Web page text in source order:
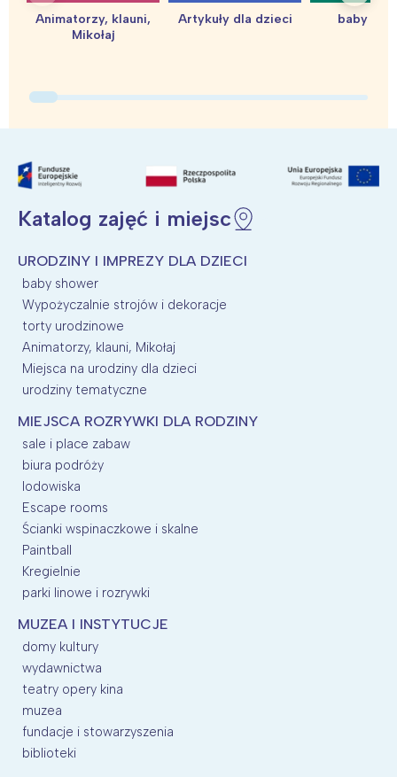
Animatorzy, klauni,
Mikołaj
Artykuły dla dzieci baby
Katalog zajęć i miejsc
URODZINY I IMPREZY DLA DZIECI
baby shower
Wypożyczalnie strojów i dekoracje
torty urodzinowe
Animatorzy, klauni, Mikołaj
Miejsca na urodziny dla dzieci
urodziny tematyczne
MIEJSCA ROZRYWKI DLA RODZINY
sale i place zabaw
biura podróży
lodowiska
Escape rooms
Ścianki wspinaczkowe i skalne
Paintball
Kregielnie
parki linowe i rozrywki
MUZEA I INSTYTUCJE
domy kultury
wydawnictwa
teatry opery kina
muzea
fundacje i stowarzyszenia
biblioteki
Interesują mnie wydarzenia z
Warszawa
Trójmiasto
Poznań
Wrocław
Śląsk
Południe
Północ